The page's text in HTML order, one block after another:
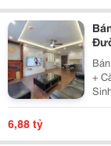
Tỷ
+
Sinh, 2
Giá
6,88 tỷ